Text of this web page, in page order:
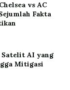
vs AC
Fakta
Satelit AI yang
Mitigasi